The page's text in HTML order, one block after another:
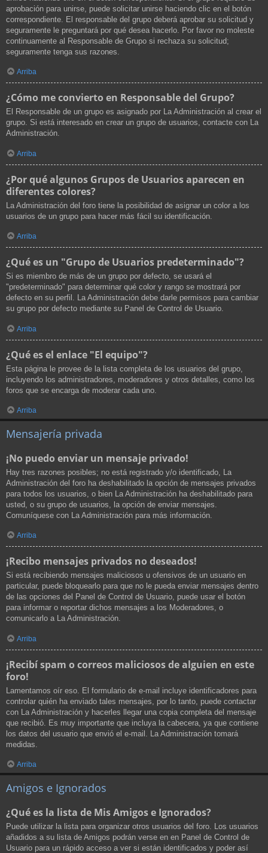
aprobación para unirse, puede solicitar unirse haciendo clic en el botón
correspondiente. El responsable del grupo deberá aprobar su solicitud y
seguramente le preguntará por qué desea hacerlo. Por favor no moleste
continuamente al Responsable de Grupo si rechaza su solicitud;
seguramente tenga sus razones.
Arriba
¿Cómo me convierto en Responsable del Grupo?
El Responsable de un grupo es asignado por La Administración al crear el
grupo. Si está interesado en crear un grupo de usuarios, contacte con La
Administración.
Arriba
¿Por qué algunos Grupos de Usuarios aparecen en
diferentes colores?
La Administración del foro tiene la posibilidad de asignar un color a los
usuarios de un grupo para hacer más fácil su identificación.
Arriba
¿Qué es un "Grupo de Usuarios predeterminado"?
Si es miembro de más de un grupo por defecto, se usará el
"predeterminado" para determinar qué color y rango se mostrará por
defecto en su perfil. La Administración debe darle permisos para cambiar
su grupo por defecto mediante su Panel de Control de Usuario.
Arriba
¿Qué es el enlace "El equipo"?
Esta página le provee de la lista completa de los usuarios del grupo,
incluyendo los administradores, moderadores y otros detalles, como los
foros que se encarga de moderar cada uno.
Arriba
Mensajería privada
¡No puedo enviar un mensaje privado!
Hay tres razones posibles; no está registrado y/o identificado, La
Administración del foro ha deshabilitado la opción de mensajes privados
para todos los usuarios, o bien La Administración ha deshabilitado para
usted, o su grupo de usuarios, la opción de enviar mensajes.
Comuníquese con La Administración para más información.
Arriba
¡Recibo mensajes privados no deseados!
Si está recibiendo mensajes maliciosos u ofensivos de un usuario en
particular, puede bloquearlo para que no le pueda enviar mensajes dentro
de las opciones del Panel de Control de Usuario, puede usar el botón
para informar o reportar dichos mensajes a los Moderadores, o
comunicarlo a La Administración.
Arriba
¡Recibí spam o correos maliciosos de alguien en este
foro!
Lamentamos oír eso. El formulario de e-mail incluye identificadores para
controlar quién ha enviado tales mensajes, por lo tanto, puede contactar
con La Administración y hacerles llegar una copia completa del mensaje
que recibió. Es muy importante que incluya la cabecera, ya que contiene
los datos del usuario que envió el e-mail. La Administración tomará
medidas.
Arriba
Amigos e Ignorados
¿Qué es la lista de Mis Amigos e Ignorados?
Puede utilizar la lista para organizar otros usuarios del foro. Los usuarios
añadidos a su lista de Amigos podrán verse en en Panel de Control de
Usuario para un rápido acceso a ver si están identificados y poder así